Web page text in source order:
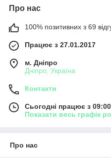
Про нас
100% позитивних з 69
Працює з 27.01.2017
м. Дніпро
Дніпро, Україна
Контакти
Сьогодні працює з
Показати весь графік
Про нас